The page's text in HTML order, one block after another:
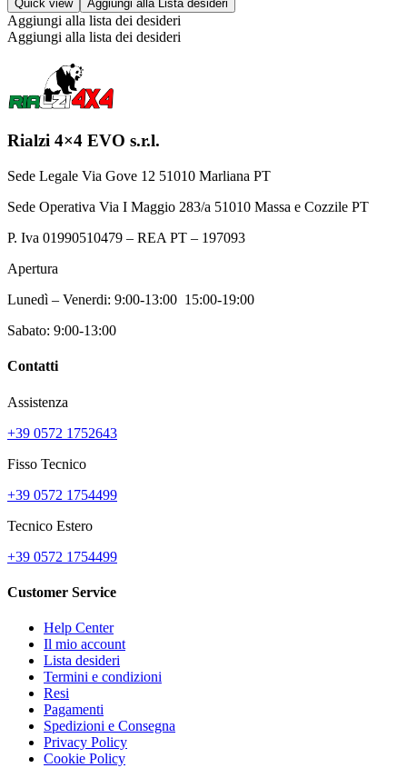
Quick view Aggiungi alla Lista desideri
Aggiungi alla lista dei desideri
Aggiungi alla lista dei desideri
Rialzi 4×4 EVO s.r.l.
Sede Legale Via Gove 12 51010 Marliana PT
Sede Operativa Via I Maggio 283/a 51010 Massa e Cozzile PT
P. Iva 01990510479 – REA PT – 197093
Apertura
Lunedì – Venerdi: 9:00-13:00 15:00-19:00
Sabato: 9:00-13:00
Contatti
Assistenza
+39 0572 1752643
Fisso Tecnico
+39 0572 1754499
Tecnico Estero
+39 0572 1754499
Customer Service
Help Center
Il mio account
Lista desideri
Termini e condizioni
Resi
Pagamenti
Spedizioni e Consegna
Privacy Policy
Cookie Policy